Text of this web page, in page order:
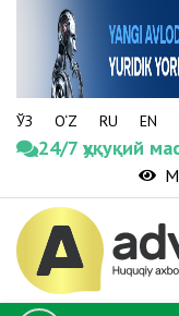
ЎЗ O‘Z RU EN
24/7 ҳуқуқий